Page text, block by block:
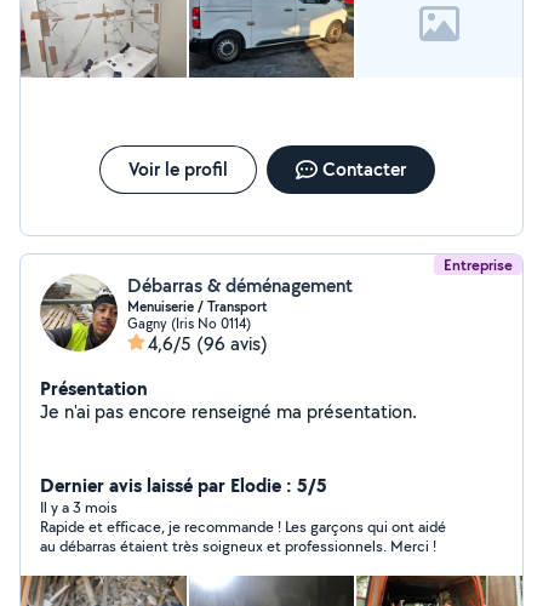
Voir le profil Contacter
Entreprise
Débarras & déménagement
Menuiserie / Transport
Gagny (Iris No 0114)
4,6/5 (96 avis)
Présentation
Je n'ai pas encore renseigné ma présentation.
Dernier avis laissé par Elodie : 5/5
Il y a 3 mois
Rapide et efficace, je recommande ! Les garçons qui ont aidé
au débarras étaient très soigneux et professionnels. Merci !